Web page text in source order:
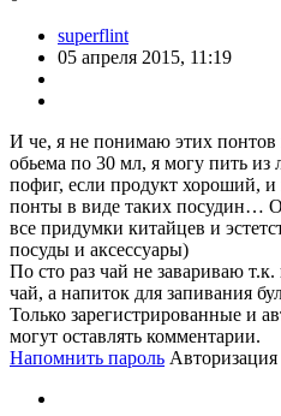
superflint
05 апреля 2015, 11:19
И че, я не понимаю этих понтов
обьема по 30 мл, я могу пить из
пофиг, если продукт хороший,
понты в виде таких посудин…
все придумки китайцев и
посуды и аксессуары)
По сто раз чай не завариваю
чай, а напиток для запивания
Только зарегистрированные и
могут оставлять комментарии.
Напомнить пароль Авторизация